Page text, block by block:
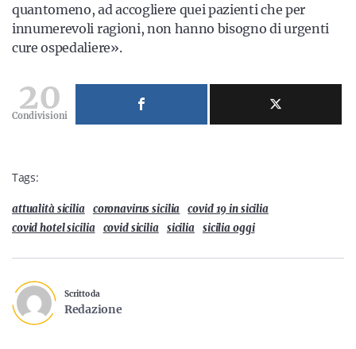
quantomeno, ad accogliere quei pazienti che per
innumerevoli ragioni, non hanno bisogno di urgenti
cure ospedaliere».
20
Condivisioni
Tags:
attualità sicilia coronavirus sicilia
covid 19 in sicilia
covid hotel sicilia
covid sicilia sicilia sicilia oggi
Scritto da
Redazione